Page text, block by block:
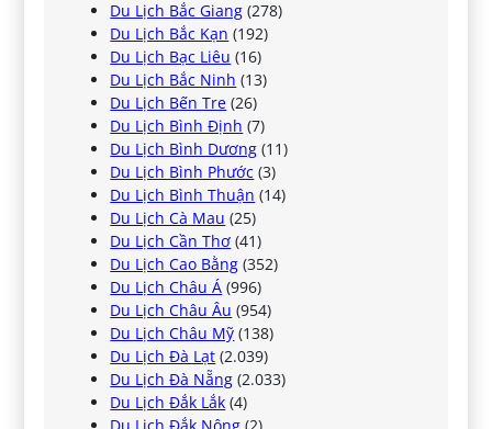
Du Lịch Bắc Giang (278)
Du Lịch Bắc Kạn (192)
Du Lịch Bạc Liêu (16)
Du Lịch Bắc Ninh (13)
Du Lịch Bến Tre (26)
Du Lịch Bình Định (7)
Du Lịch Bình Dương (11)
Du Lịch Bình Phước (3)
Du Lịch Bình Thuận (14)
Du Lịch Cà Mau (25)
Du Lịch Cần Thơ (41)
Du Lịch Cao Bằng (352)
Du Lịch Châu Á (996)
Du Lịch Châu Âu (954)
Du Lịch Châu Mỹ (138)
Du Lịch Đà Lạt (2.039)
Du Lịch Đà Nẵng (2.033)
Du Lịch Đắk Lắk (4)
Du Lịch Đắk Nông (2)